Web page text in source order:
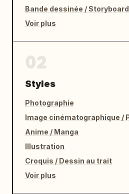
Bande dessinée / Storyboard
Voir plus
Styles
Photographie
Anime / Manga
Illustration
Croquis / Dessin au trait
Voir plus